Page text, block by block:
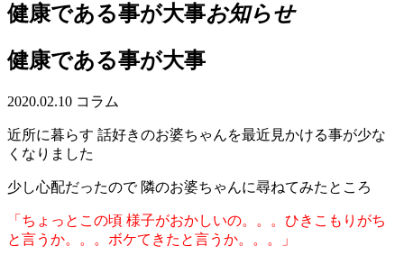
健康である事が大事お知らせ
健康である事が大事
2020.02.10 コラム
近所に暮らす 話好きのお婆ちゃんを最近見かける事が少な
くなりました
少し心配だったので 隣のお婆ちゃんに尋ねてみたところ
「ちょっとこの頃 様子がおかしいの。。。ひきこもりがち
と言うか。。。ボケてきたと言うか。。。」